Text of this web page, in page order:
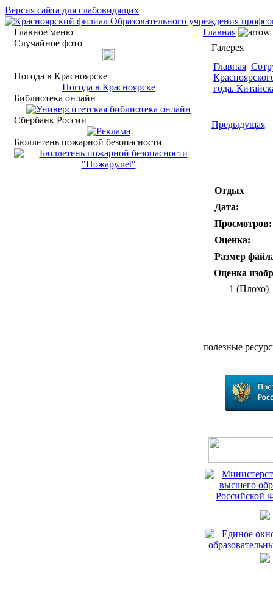
Версия сайта для слабовидящих
Главное меню
Случайное фото
Погода в Красноярске
Погода в Красноярске
Библиотека онлайн
Сбербанк России
Бюллетень пожарной безопасности
Главная
Галерея
Главная
года.
Предыдущая
Отдых
Дата:
Просмотров:
Оценка:
Размер
Оценка
1 (Плохо)
полезные